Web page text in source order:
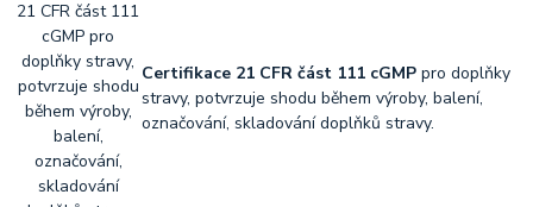
Certifikace 21 CFR část 111 cGMP pro doplňky
stravy, potvrzuje shodu během výroby, balení,
označování, skladování doplňků stravy.